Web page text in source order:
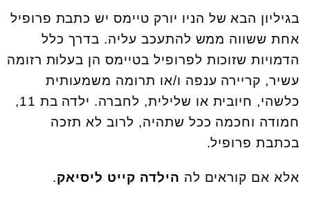
בגיליון הבא של הניו יורק טיימס יש כתבת פרופיל
אחת ששווה ממש להתעכב עליה. בדרך כלל
הדמויות שזוכות לפרופיל בטיימס הן בעלות רזומה
עשיר, קריירה ענפה ו/או תרומה משמעותית
כלשהי, חיובית או שלילית, לחברה. ילדה בת 11,
חמודה וחכמה ככל שתהיה, לרוב לא תזכה
בכתבת פרופיל.
אלא אם קוראים לה הילדה קייט ליסיאק.